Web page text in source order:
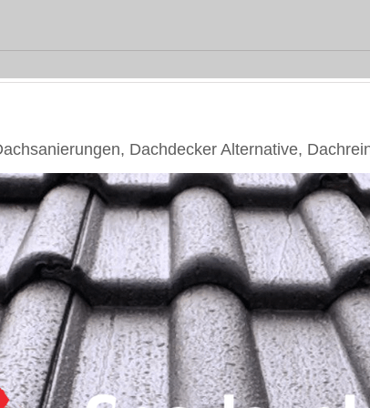
Dachdecker Alternative,